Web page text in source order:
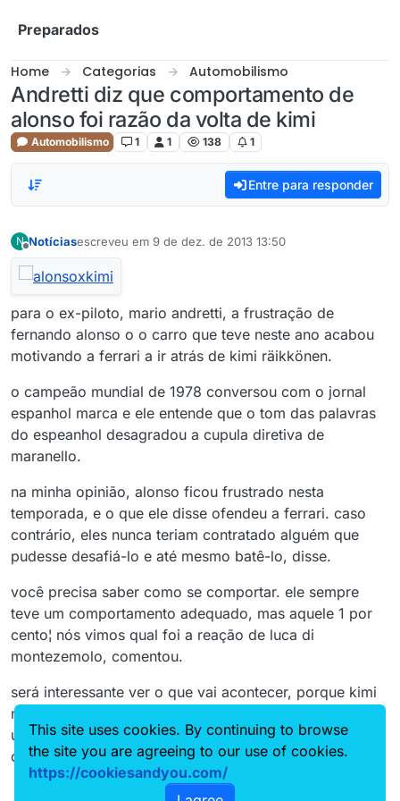
Preparados
Home Categorias Automobilismo
Andretti diz que comportamento de
alonso foi razão da volta de kimi
Automobilismo 1 1 138 1
Entre para responder
N Notíciasescreveu em 9 de dez. de 2013 13:50
última edição por
para o ex-piloto, mario andretti, a frustração de
fernando alonso o o carro que teve neste ano acabou
motivando a ferrari a ir atrás de kimi räikkönen.
o campeão mundial de 1978 conversou com o jornal
espanhol marca e ele entende que o tom das palavras
do espeanhol desagradou a cupula diretiva de
maranello.
na minha opinião, alonso ficou frustrado nesta
temporada, e o que ele disse ofendeu a ferrari. caso
contrário, eles nunca teriam contratado alguém que
pudesse desafiá-lo e até mesmo batê-lo, disse.
você precisa saber como se comportar. ele sempre
teve um comportamento adequado, mas aquele 1 por
cento¦ nós vimos qual foi a reação de luca di
montezemolo, comentou.
será interessante ver o que vai acontecer, porque kimi
não está chegando para ajudar; ele tentará vencer. será
uma grande batalha, muito divertida de assistir,
concluiu.
This site uses cookies. By continuing to browse
the site you are agreeing to our use of cookies.
https://cookiesandyou.com/